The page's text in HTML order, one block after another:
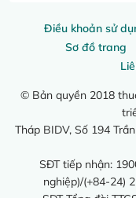
Điều khoản sử
Sơ đồ trang
© Bản quyền 2018
Tháp BIDV, Số 194
SĐT tiếp nhận:
nghiệp)/(+84-24)